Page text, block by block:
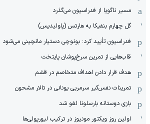
مسیر ناگویا از فدراسیون می‌گذرد
گل چهارم بنفیکا به هارتس (پاولیدیس)
فدراسیون تأیید کرد: بونوچی دستیار مانچینی می‌شود
قاب‌هایی از تمرین سرخ‌پوشان پایتخت
هدف قرار دادن اهداف متخاصم در قشم
‏تمرینات نفس‌گیر سرمربی یونانی در تالار مشحون
بازی دوستانه بارسلونا لغو شد
اولین روز ویکتور مونیوز در ترکیب لیورپولی‌ها